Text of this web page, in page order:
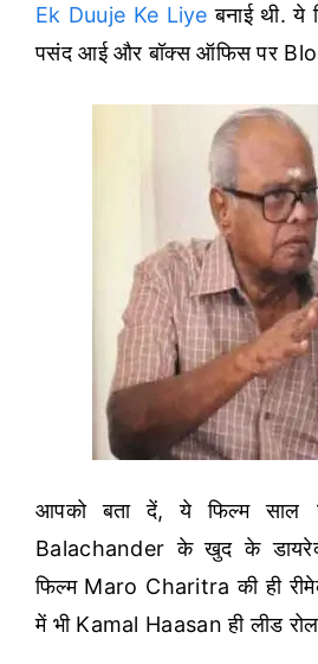
Ek Duuje Ke Liye बनाई थी. ये
पसंद आई और बॉक्स ऑफिस पर
आपको बता दें, ये फिल्म साल
Balachander के खुद के
फिल्म Maro Charitra की ही
में भी Kamal Haasan ही लीड